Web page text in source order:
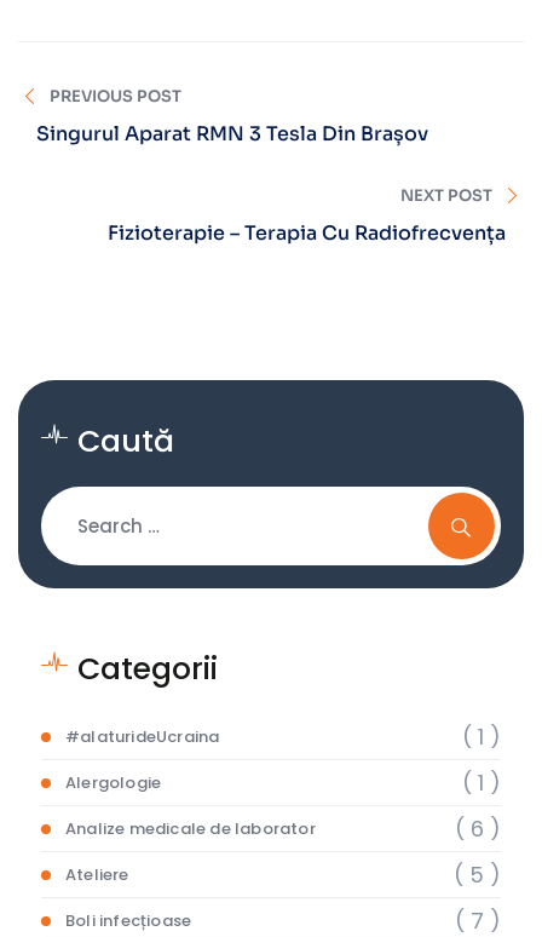
PREVIOUS POST
Singurul Aparat RMN 3 Tesla Din Brașov
NEXT POST
Fizioterapie – Terapia Cu Radiofrecvența
Caută
Categorii
#alaturideUcraina ( 1 )
Alergologie ( 1 )
Analize medicale de laborator ( 6 )
Ateliere ( 5 )
Boli infecțioase ( 7 )